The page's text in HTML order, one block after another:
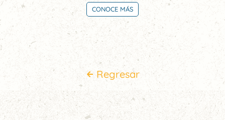
CONOCE MÁS
Regresar